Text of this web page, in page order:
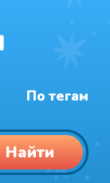
По тегам
Найти